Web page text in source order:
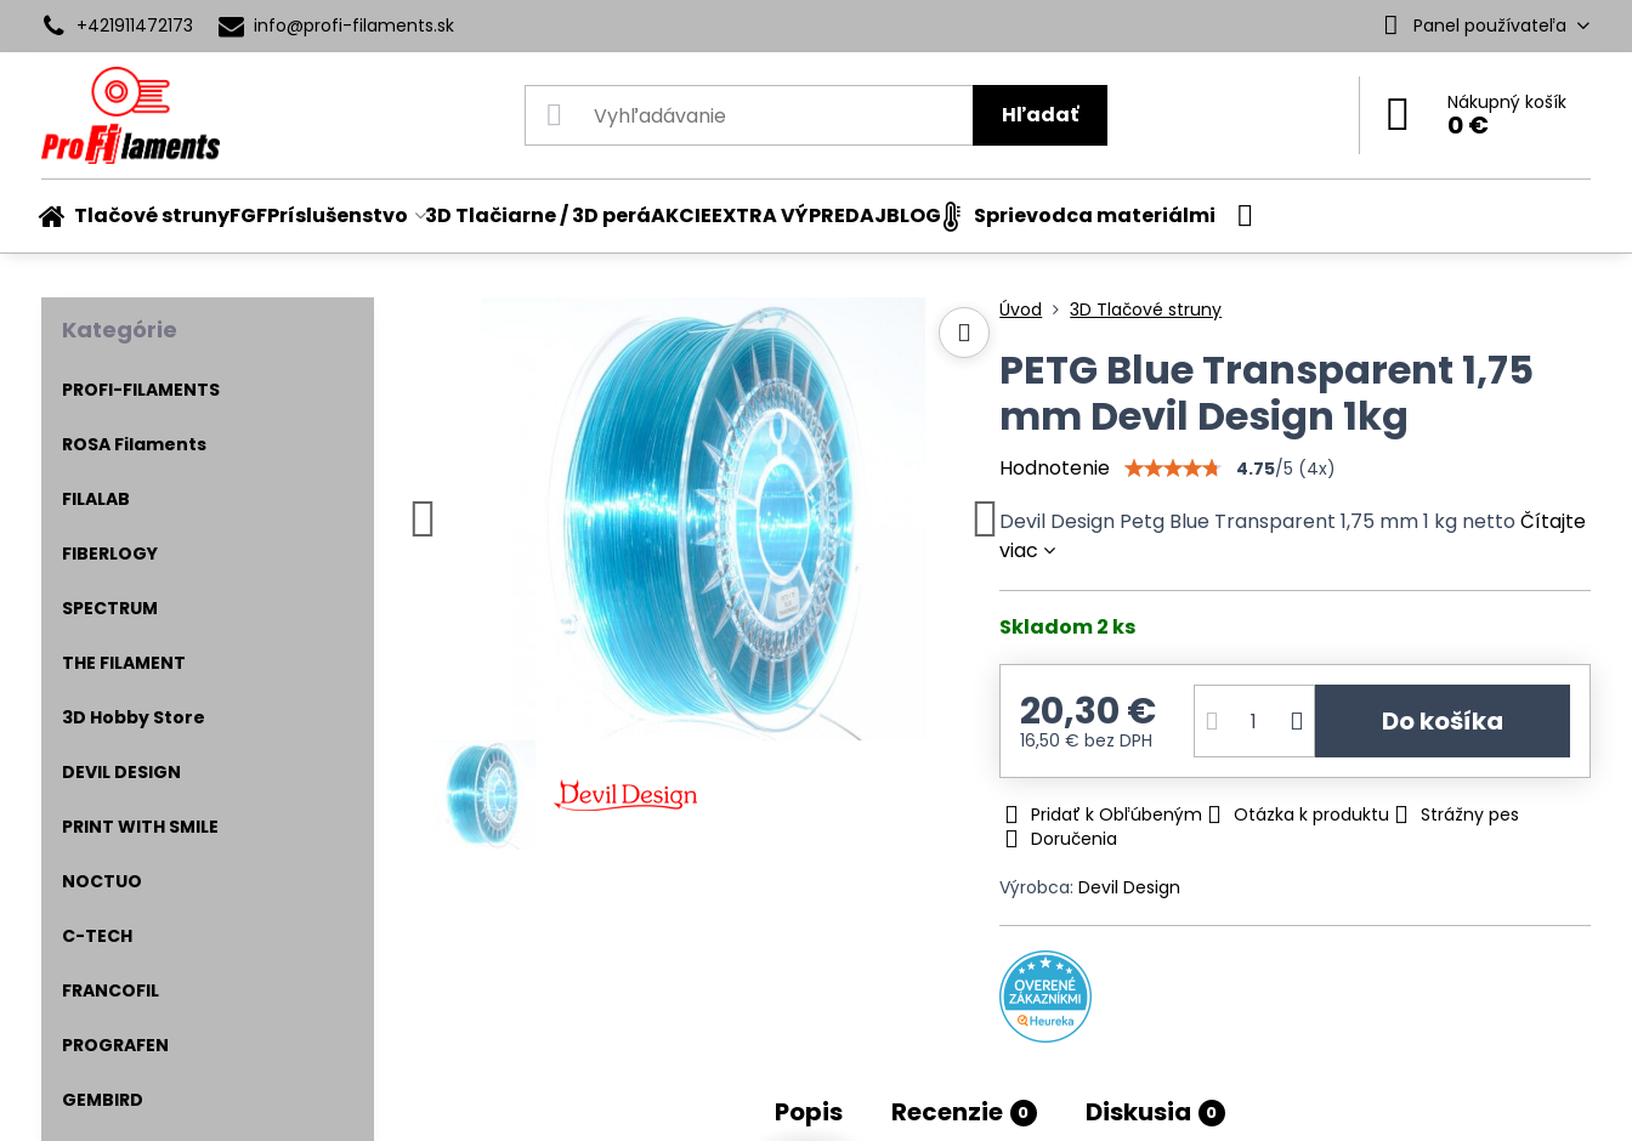
+421911472173 info​@profi-filaments​.sk Panel používateľa
Hľadať Nákupný košík
0 €
Tlačové strunyFGFPríslušenstvo 3D Tlačiarne / 3D peráAKCIEEXTRA VÝPREDAJBLOG Sprievodca materiálmi
Úvod 3D Tlačové struny
PETG Blue Transparent 1,75
mm Devil Design 1kg
Hodnotenie 4.75/5 (4x)
Devil Design Petg Blue Transparent 1,75 mm 1 kg nettoČítajte
viac
Skladom 2 ks
20,30 €
16,50 €bez DPH
Do košíka
Pridať k Obľúbeným Otázka k produktu
Strážny pes
Doručenia
Výrobca:Devil Design
Popis Recenzie 0 Diskusia 0
Kategórie
PROFI-FILAMENTS
ROSA Filaments
FILALAB
FIBERLOGY
SPECTRUM
THE FILAMENT
3D Hobby Store
DEVIL DESIGN
PRINT WITH SMILE
NOCTUO
C-TECH
FRANCOFIL
PROGRAFEN
GEMBIRD